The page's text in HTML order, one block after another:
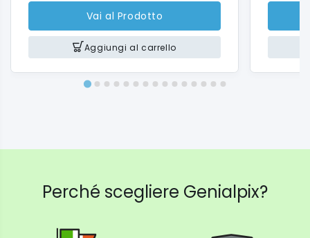
Vai al Prodotto
Aggiungi al carrello
Perché scegliere Genialpix?